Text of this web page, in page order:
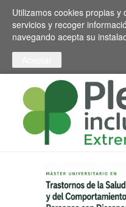
Pasar al contenido principal
Toggle high contrast
Utilizamos cookies propias
servicios y recoger
navegando acepta su